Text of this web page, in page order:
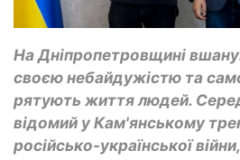
На Дніпропетровщині
своєю небайдужістю та
рятують життя людей.
відомий у Кам'янському
російсько-української